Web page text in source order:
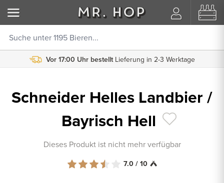
Vor 17:00 Uhr bestellt Lieferung in 2-3 Werktage
Schneider Helles Landbier /
Bayrisch Hell
Dieses Produkt ist nicht mehr verfügbar
7.0 / 10